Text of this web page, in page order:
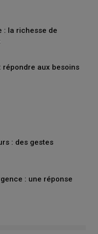
: la richesse de
répondre aux besoins
: des gestes
: une réponse